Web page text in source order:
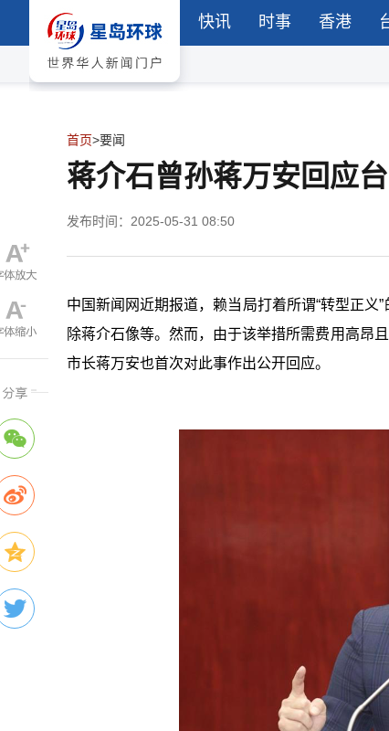
快讯 时事 香港
首页>要闻
蒋介石曾孙蒋万安回应
发布时间：2025-05-31 08:50
中国新闻网近期报道，赖当局打着所谓“转型正义
除蒋介石像等。然而，由于该举措所需费用高昂
市长蒋万安也首次对此事作出公开回应。